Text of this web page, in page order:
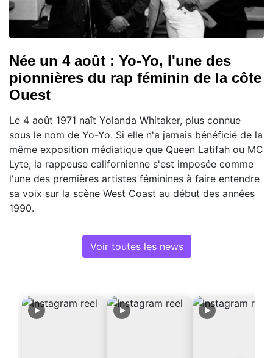
Née un 4 août : Yo-Yo, l'une des
pionnières du rap féminin de la côte
Ouest
Le 4 août 1971 naît Yolanda Whitaker, plus connue
sous le nom de Yo-Yo. Si elle n'a jamais bénéficié de la
même exposition médiatique que Queen Latifah ou MC
Lyte, la rappeuse californienne s'est imposée comme
l'une des premières artistes féminines à faire entendre
sa voix sur la scène West Coast au début des années
1990.
Voir toutes les news